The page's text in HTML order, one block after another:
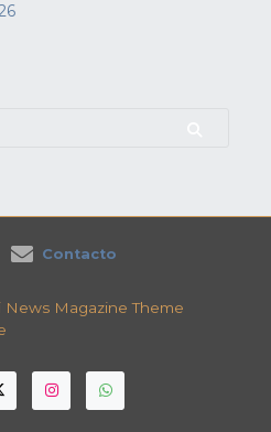
Contacto
News Magazine Theme